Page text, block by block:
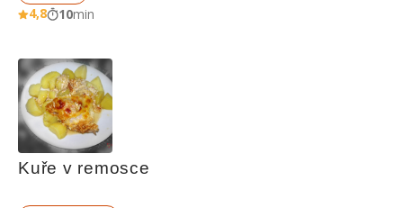
4,8 10min
Kuře v remosce